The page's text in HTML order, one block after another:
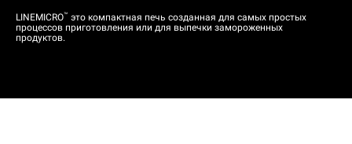
LINEMICRO™ это компактная печь созданная для самых простых
процессов приготовления или для выпечки замороженных
продуктов.